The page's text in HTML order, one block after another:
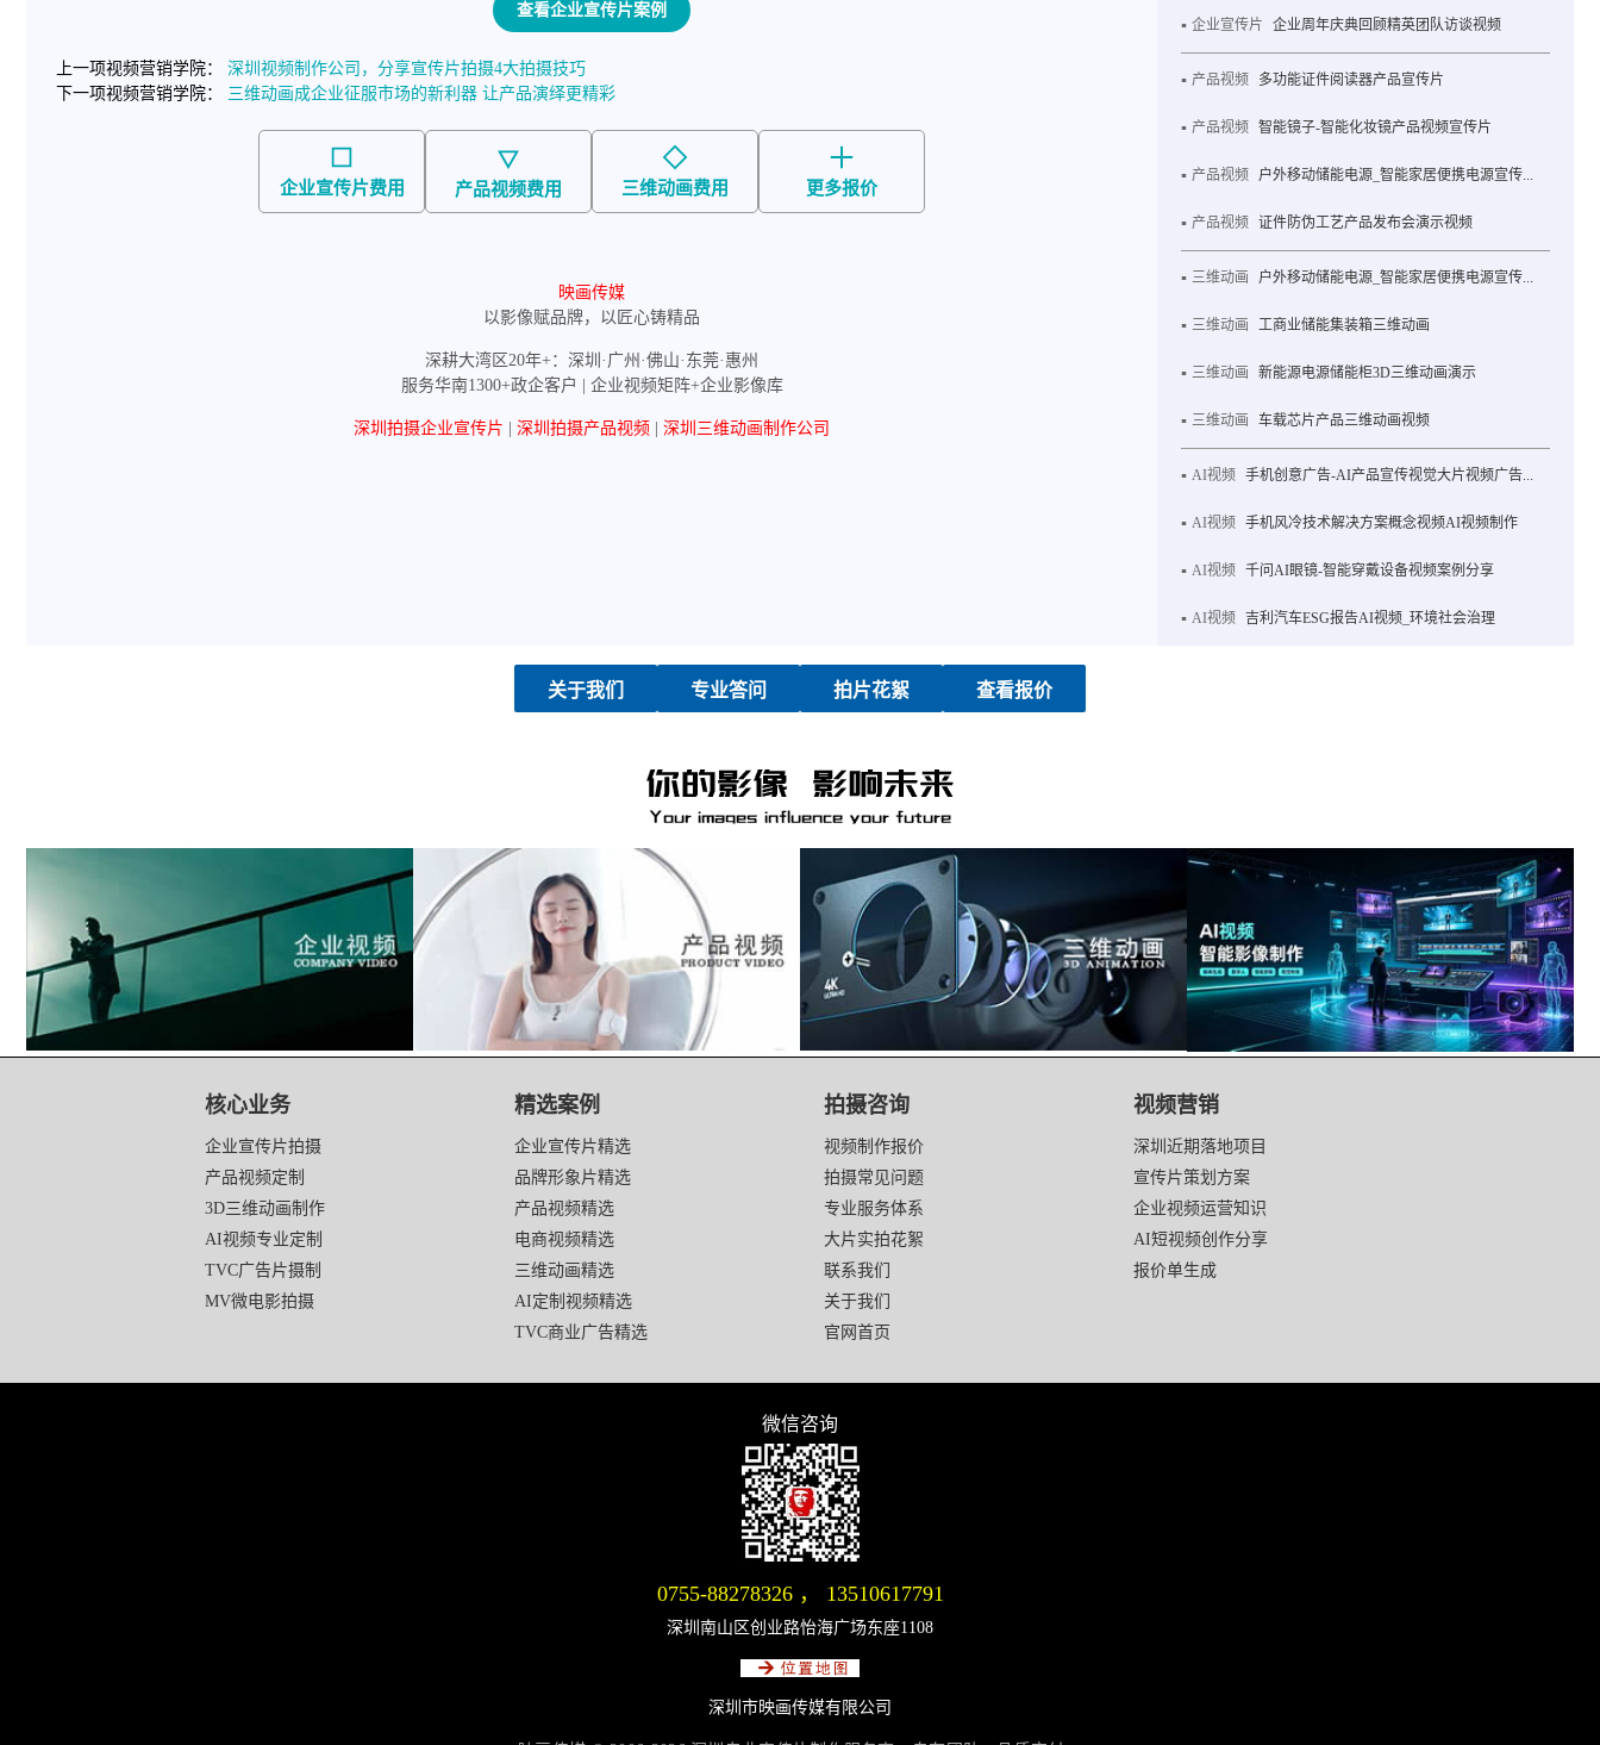
查看企业宣传片案例
上一项视频营销学院： 深圳视频制作公司，分享宣传片拍摄4大拍摄技巧
下一项视频营销学院： 三维动画成企业征服市场的新利器 让产品演绎更精彩
企业宣传片费用 产品视频费用 三维动画费用 更多报价
映画传媒
以影像赋品牌，以匠心铸精品
深耕大湾区20年+：深圳·广州·佛山·东莞·惠州
服务华南1300+政企客户 | 企业视频矩阵+企业影像库
深圳拍摄企业宣传片 深圳拍摄产品视频 深圳三维动画制作公司
企业宣传片 企业周年庆典回顾精英团队访谈视频
产品视频 多功能证件阅读器产品宣传片
产品视频 智能镜子-智能化妆镜产品视频宣传片
产品视频 户外移动储能电源_智能家居便携电源宣传...
产品视频 证件防伪工艺产品发布会演示视频
三维动画 户外移动储能电源_智能家居便携电源宣传...
三维动画 工商业储能集装箱三维动画
三维动画 新能源电源储能柜3D三维动画演示
三维动画 车载芯片产品三维动画视频
AI视频 手机创意广告-AI产品宣传视觉大片视频广告...
AI视频 手机风冷技术解决方案概念视频AI视频制作
AI视频 千问AI眼镜-智能穿戴设备视频案例分享
AI视频 吉利汽车ESG报告AI视频_环境社会治理
关于我们 专业答问 拍片花絮 查看报价
核心业务
企业宣传片拍摄
产品视频定制
3D三维动画制作
AI视频专业定制
TVC广告片摄制
MV微电影拍摄
精选案例
企业宣传片精选
品牌形象片精选
产品视频精选
电商视频精选
三维动画精选
AI定制视频精选
TVC商业广告精选
拍摄咨询
视频制作报价
拍摄常见问题
专业服务体系
大片实拍花絮
联系我们
关于我们
官网首页
视频营销
深圳近期落地项目
宣传片策划方案
企业视频运营知识
AI短视频创作分享
报价单生成
微信咨询
0755-88278326， 13510617791
深圳南山区创业路怡海广场东座1108
深圳市映画传媒有限公司